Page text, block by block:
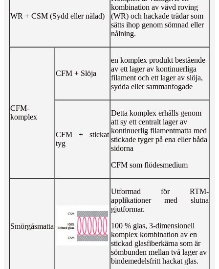
WR + CSM (Sydd eller nålad)
kombination av vävd roving
(WR) och hackade trådar som
sätts ihop genom sömnad eller
nålning.
CFM-
komplex
CFM + Slöja
en komplex produkt bestående
av ett lager av kontinuerliga
filament och ett lager av slöja,
sydda eller sammanfogade
CFM + stickat
tyg
Detta komplex erhålls genom
att sy ett centralt lager av
kontinuerlig filamentmatta med
stickade tyger på ena eller båda
sidorna
CFM som flödesmedium
Smörgåsmatta
Utformad för RTM-
applikationer med slutna
gjutformar.
100 % glas, 3-dimensionell
komplex kombination av en
stickad glasfiberkärna som är
sömbunden mellan två lager av
bindemedelsfritt hackat glas.